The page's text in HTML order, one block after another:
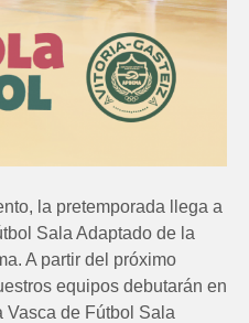
la pretemporada llega a
Sala Adaptado de la
A partir del próximo
equipos debutarán en
Vasca de Fútbol Sala